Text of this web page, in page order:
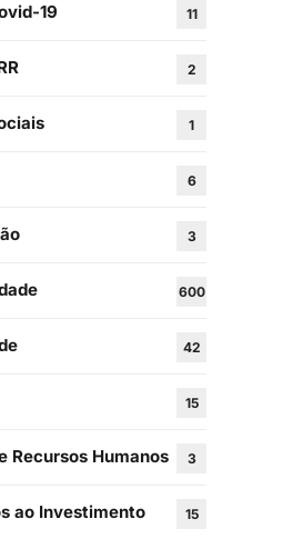
19 11
2
1
6
3
600
42
15
Recursos Humanos 3
ao Investimento 15